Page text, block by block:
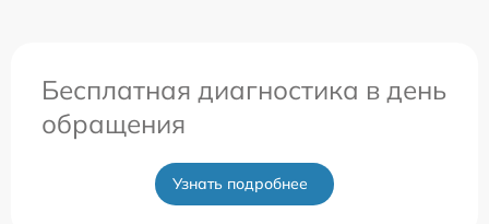
Бесплатная диагностика в день
обращения
Узнать подробнее